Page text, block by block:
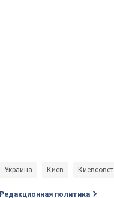
Украина Киев Киевсовет
Редакционная политика